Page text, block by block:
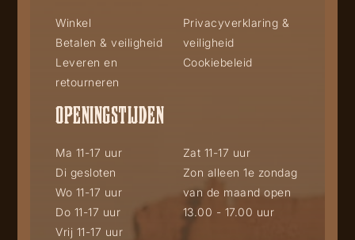
Winkel
Betalen & veiligheid
Leveren en
retourneren
Privacyverklaring &
veiligheid
Cookiebeleid
OPENINGSTIJDEN
Ma 11-17 uur
Di gesloten
Wo 11-17 uur
Do 11-17 uur
Vrij 11-17 uur
Zat 11-17 uur
Zon alleen 1e zondag
van de maand open
13.00 - 17.00 uur